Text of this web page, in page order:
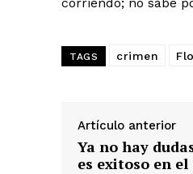
corriendo; no sabe
TAGS crimen
Artículo anterior
Ya no hay
es exitoso en